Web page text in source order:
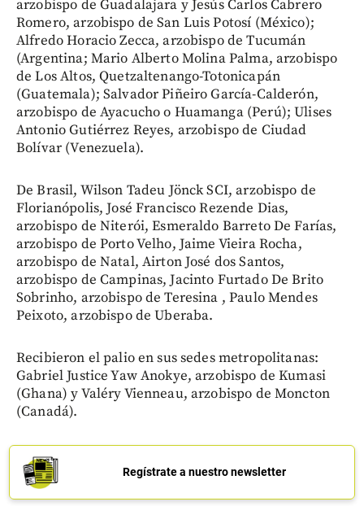
arzobispo de Guadalajara y Jesús Carlos Cabrero
Romero, arzobispo de San Luis Potosí (México);
Alfredo Horacio Zecca, arzobispo de Tucumán
(Argentina; Mario Alberto Molina Palma, arzobispo
de Los Altos, Quetzaltenango-Totonicapán
(Guatemala); Salvador Piñeiro García-Calderón,
arzobispo de Ayacucho o Huamanga (Perú); Ulises
Antonio Gutiérrez Reyes, arzobispo de Ciudad
Bolívar (Venezuela).
De Brasil, Wilson Tadeu Jönck SCI, arzobispo de
Florianópolis, José Francisco Rezende Dias,
arzobispo de Niterói, Esmeraldo Barreto De Farías,
arzobispo de Porto Velho, Jaime Vieira Rocha,
arzobispo de Natal, Airton José dos Santos,
arzobispo de Campinas, Jacinto Furtado De Brito
Sobrinho, arzobispo de Teresina , Paulo Mendes
Peixoto, arzobispo de Uberaba.
Recibieron el palio en sus sedes metropolitanas:
Gabriel Justice Yaw Anokye, arzobispo de Kumasi
(Ghana) y Valéry Vienneau, arzobispo de Moncton
(Canadá).
Regístrate a nuestro newsletter